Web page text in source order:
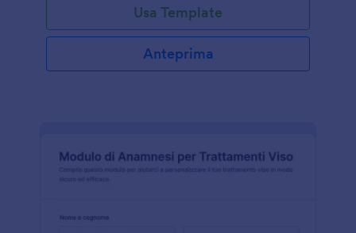
Usa Template
Anteprima